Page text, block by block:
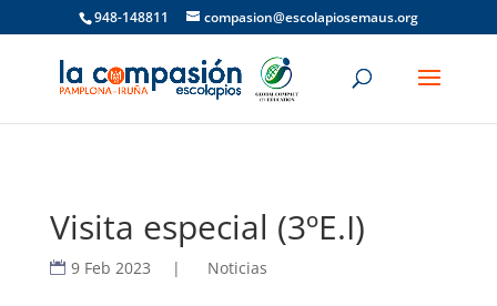
948-148811 compasion@escolapiosemaus.org
Visita especial (3ºE.I)
9 Feb 2023 | Noticias